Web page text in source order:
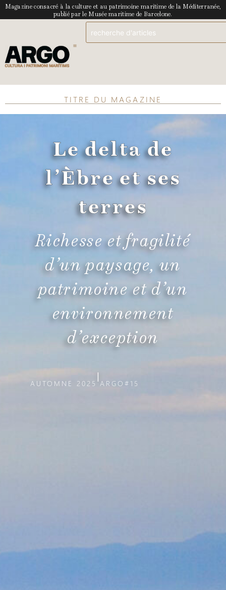
Magazine consacré à la culture et au patrimoine maritime de la Méditerranée,
publié par le Musée maritime de Barcelone.
TITRE DU MAGAZINE
Le delta de
l’Èbre et ses
terres
Richesse et fragilité
d’un paysage, un
patrimoine et d’un
environnement
d’exception
AUTOMNE 2025
|
ARGO#15